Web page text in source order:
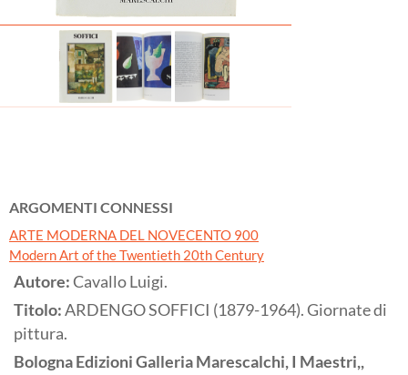
ARGOMENTI CONNESSI
ARTE MODERNA DEL NOVECENTO 900
Modern Art of the Twentieth 20th Century
Autore:Cavallo Luigi.
Titolo:ARDENGO SOFFICI (1879-1964). Giornate di
pittura.
BolognaEdizioni Galleria Marescalchi, I Maestri,,